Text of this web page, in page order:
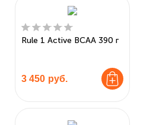
Rule 1 Active BCAA 390 г
3 450 руб.